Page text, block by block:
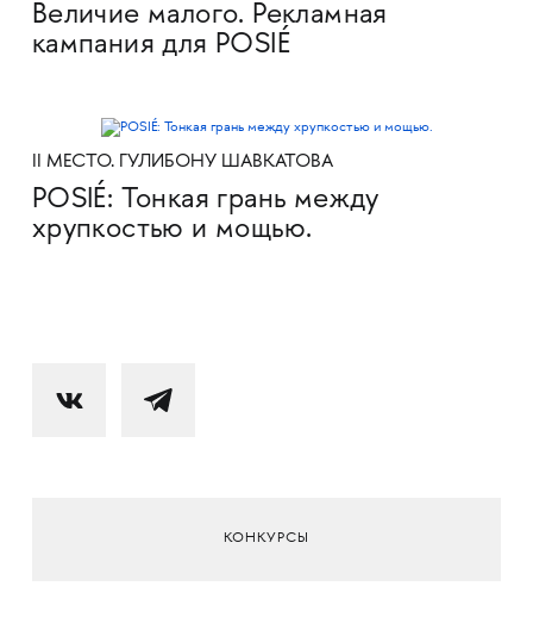
Величие малого. Рекламная
кампания для POSIÉ
II МЕСТО. ГУЛИБОНУ ШАВКАТОВА
POSIÉ: Тонкая грань между
хрупкостью и мощью.
КОНКУРСЫ